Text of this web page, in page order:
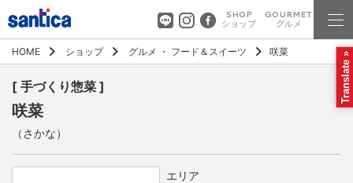
SHOP
ショップ
GOURMET
グルメ
HOME ショップ グルメ ・ フード＆スイーツ 咲菜
[ 手づくり惣菜 ]
咲菜
（さかな）
エリア
Translate »